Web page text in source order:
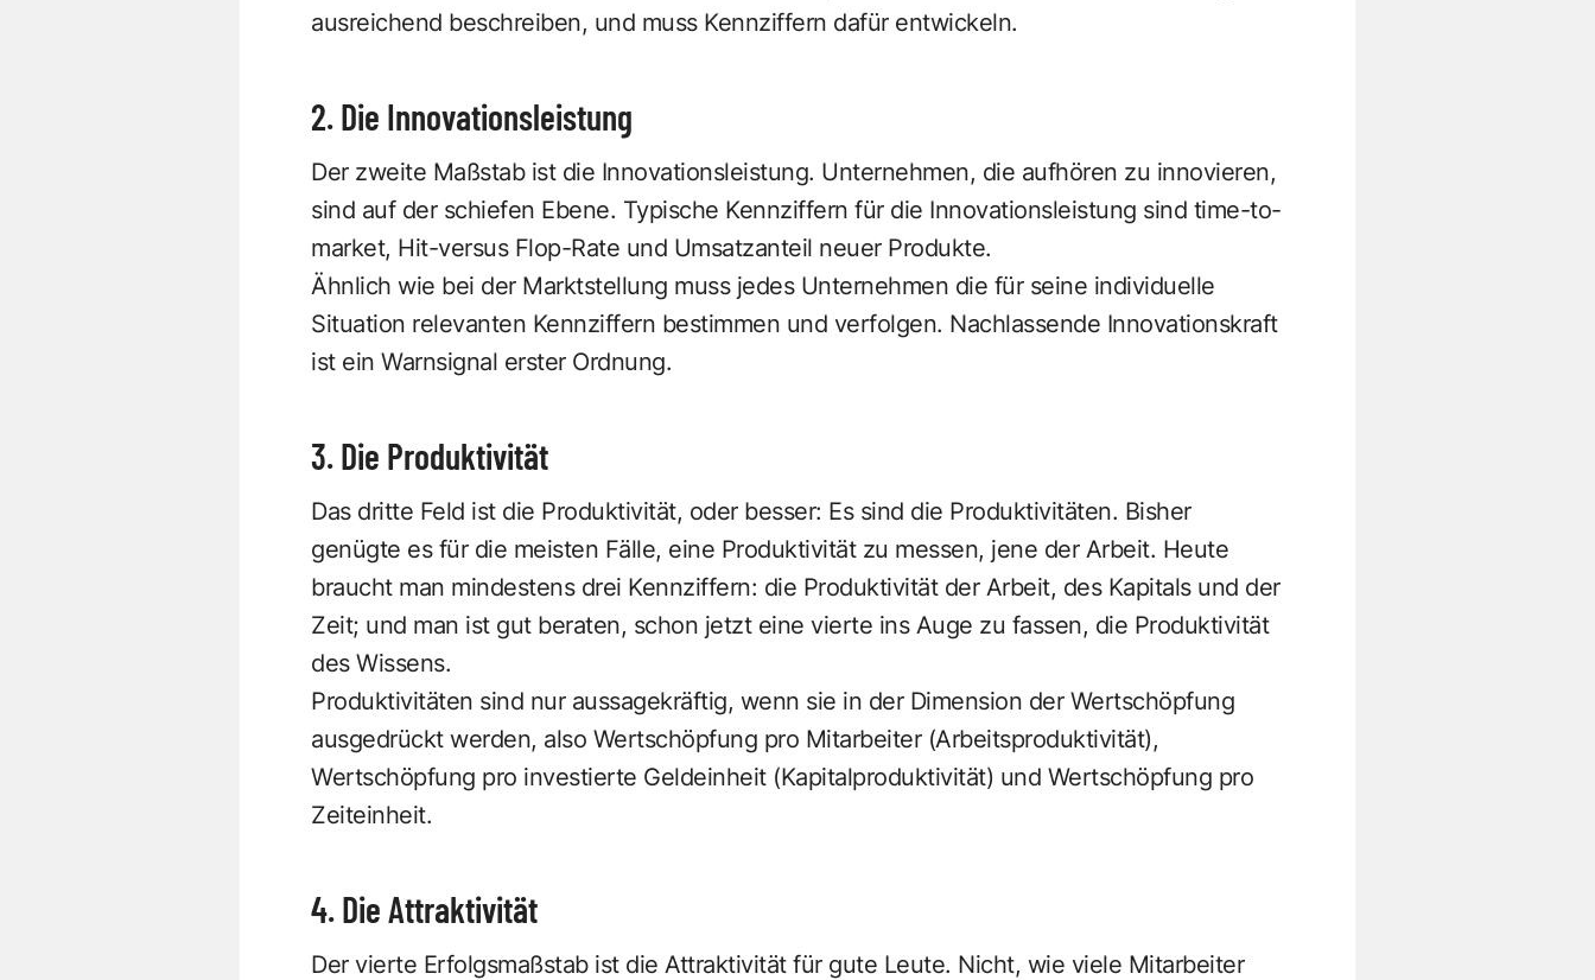
ausreichend beschreiben, und muss Kennziffern dafür entwickeln.
2. Die Innovationsleistung
Der zweite Maßstab ist die Innovationsleistung. Unternehmen, die aufhören zu innovieren,
sind auf der schiefen Ebene. Typische Kennziffern für die Innovationsleistung sind time-to-
market, Hit-versus Flop-Rate und Umsatzanteil neuer Produkte.
Ähnlich wie bei der Marktstellung muss jedes Unternehmen die für seine individuelle
Situation relevanten Kennziffern bestimmen und verfolgen. Nachlassende Innovationskraft
ist ein Warnsignal erster Ordnung.
3. Die Produktivität
Das dritte Feld ist die Produktivität, oder besser: Es sind die Produktivitäten. Bisher
genügte es für die meisten Fälle, eine Produktivität zu messen, jene der Arbeit. Heute
braucht man mindestens drei Kennziffern: die Produktivität der Arbeit, des Kapitals und der
Zeit; und man ist gut beraten, schon jetzt eine vierte ins Auge zu fassen, die Produktivität
des Wissens.
Produktivitäten sind nur aussagekräftig, wenn sie in der Dimension der Wertschöpfung
ausgedrückt werden, also Wertschöpfung pro Mitarbeiter (Arbeitsproduktivität),
Wertschöpfung pro investierte Geldeinheit (Kapitalproduktivität) und Wertschöpfung pro
Zeiteinheit.
4. Die Attraktivität
Der vierte Erfolgsmaßstab ist die Attraktivität für gute Leute. Nicht, wie viele Mitarbeiter